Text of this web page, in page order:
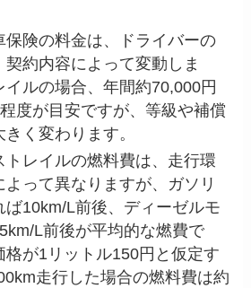
保険の料金は、ドライバーの
約内容によって変動しま
イルの場合、年間約70,000円
度が目安ですが、等級や補償
く変わります。
トレイルの燃料費は、走行環
って異なりますが、ガソリ
ば10km/L前後、ディーゼルモ
L前後が平均的な燃費で
格が1リットル150円と仮定す
走行した場合の燃料費は約